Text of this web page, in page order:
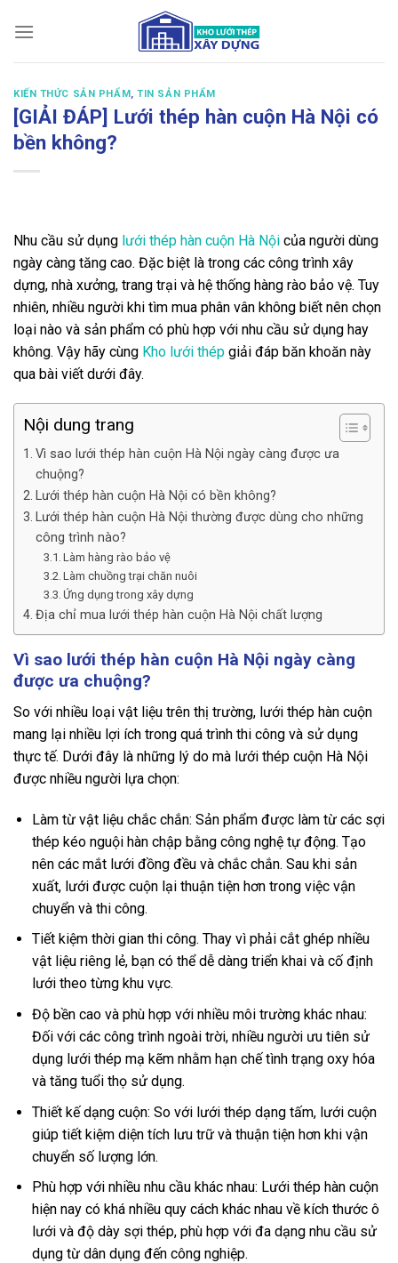
qua
KIẾN THỨC SẢN PHẨM,TIN SẢN PHẨM
[GIẢI ĐÁP] Lưới thép hàn cuộn Hà Nội có
bền không?
Nhu cầu sử dụng lưới thép hàn cuộn Hà Nội của người dùng
ngày càng tăng cao. Đặc biệt là trong các công trình xây
dựng, nhà xưởng, trang trại và hệ thống hàng rào bảo vệ. Tuy
nhiên, nhiều người khi tìm mua phân vân không biết nên chọn
loại nào và sản phẩm có phù hợp với nhu cầu sử dụng hay
không. Vậy hãy cùng Kho lưới thép giải đáp băn khoăn này
qua bài viết dưới đây.
Nội dung trang
Vì sao lưới thép hàn cuộn Hà Nội ngày càng được ưa
chuộng?
Lưới thép hàn cuộn Hà Nội có bền không?
Lưới thép hàn cuộn Hà Nội thường được dùng cho những
công trình nào?
Làm hàng rào bảo vệ
Làm chuồng trại chăn nuôi
Ứng dụng trong xây dựng
Địa chỉ mua lưới thép hàn cuộn Hà Nội chất lượng
Vì sao lưới thép hàn cuộn Hà Nội ngày càng
được ưa chuộng?
So với nhiều loại vật liệu trên thị trường, lưới thép hàn cuộn
mang lại nhiều lợi ích trong quá trình thi công và sử dụng
thực tế. Dưới đây là những lý do mà lưới thép cuộn Hà Nội
được nhiều người lựa chọn:
Làm từ vật liệu chắc chắn: Sản phẩm được làm từ các sợi
thép kéo nguội hàn chập bằng công nghệ tự động. Tạo
nên các mắt lưới đồng đều và chắc chắn. Sau khi sản
xuất, lưới được cuộn lại thuận tiện hơn trong việc vận
chuyển và thi công.
Tiết kiệm thời gian thi công. Thay vì phải cắt ghép nhiều
vật liệu riêng lẻ, bạn có thể dễ dàng triển khai và cố định
lưới theo từng khu vực.
Độ bền cao và phù hợp với nhiều môi trường khác nhau:
Đối với các công trình ngoài trời, nhiều người ưu tiên sử
dụng lưới thép mạ kẽm nhằm hạn chế tình trạng oxy hóa
và tăng tuổi thọ sử dụng.
Thiết kế dạng cuộn: So với lưới thép dạng tấm, lưới cuộn
giúp tiết kiệm diện tích lưu trữ và thuận tiện hơn khi vận
chuyển số lượng lớn.
Phù hợp với nhiều nhu cầu khác nhau: Lưới thép hàn cuộn
hiện nay có khá nhiều quy cách khác nhau về kích thước ô
lưới và độ dày sợi thép, phù hợp với đa dạng nhu cầu sử
dụng từ dân dụng đến công nghiệp.